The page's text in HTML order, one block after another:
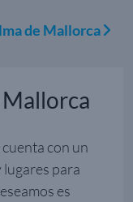
de Mallorca
Mallorca
cuenta con un
lugares para
es